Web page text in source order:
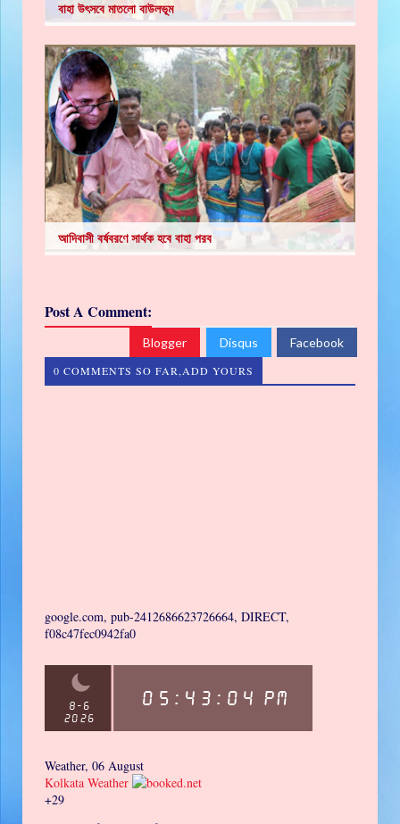
বাহা উৎসবে মাতলো বাউলভূম
আদিবাসী বর্ষবরণে সার্থক হবে বাহা পরব
Post A Comment:
Blogger Disqus Facebook
0 COMMENTS SO FAR,ADD YOURS
google.com, pub-2412686623726664, DIRECT,
f08c47fec0942fa0
Weather, 06 August
Kolkata Weather
+29